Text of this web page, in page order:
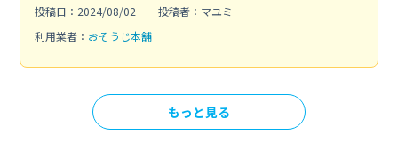
投稿日：2024/08/02
投稿者：マユミ
利用業者： おそうじ本舗
もっと見る